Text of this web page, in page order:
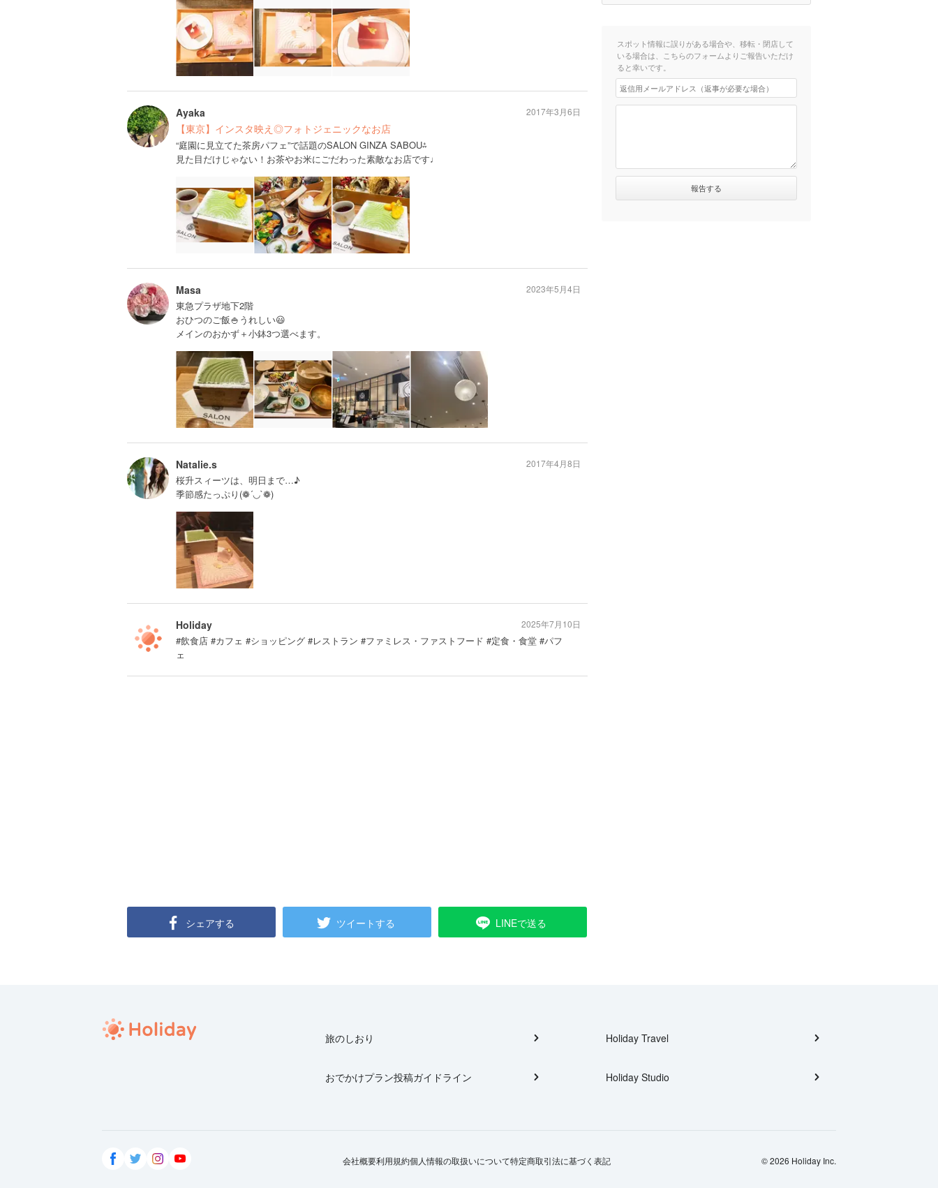
Ayaka
【東京】インスタ映え◎フォトジェニックなお店
“庭園に見立てた茶房パフェ”で話題のSALON GINZA SABOU⁂
見た目だけじゃない！お茶やお米にごだわった素敵なお店です♩
2017年3月6日
Masa
東急プラザ地下2階
おひつのご飯🍚うれしい😃
メインのおかず＋小鉢3つ選べます。
2023年5月4日
Natalie.s
桜升スィーツは、明日まで…♪
季節感たっぷり(❁´◡`❁)
2017年4月8日
Holiday
#飲食店 #カフェ #ショッピング #レストラン #ファミレス・ファストフード #定食・食堂 #パフ
ェ
2025年7月10日
シェアする ツイートする LINEで送る
スポット情報に誤りがある場合や、移転・閉店して
いる場合は、こちらのフォームよりご報告いただけ
ると幸いです。
旅のしおり
おでかけプラン投稿ガイドライン
Holiday Travel
Holiday Studio
会社概要利用規約個人情報の取扱いについて特定商取引法に基づく表記 © 2026 Holiday Inc.